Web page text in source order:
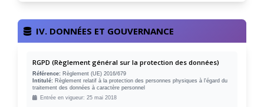
IV. DONNÉES ET GOUVERNANCE
RGPD (Règlement général sur la protection des données)
Référence: Règlement (UE) 2016/679
Intitulé: Règlement relatif à la protection des personnes physiques à l'égard du
traitement des données à caractère personnel
Entrée en vigueur: 25 mai 2018